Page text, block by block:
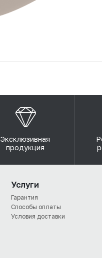
Эксклюзивная
продукция
Услуги
Гарантия
Способы оплаты
Условия доставки